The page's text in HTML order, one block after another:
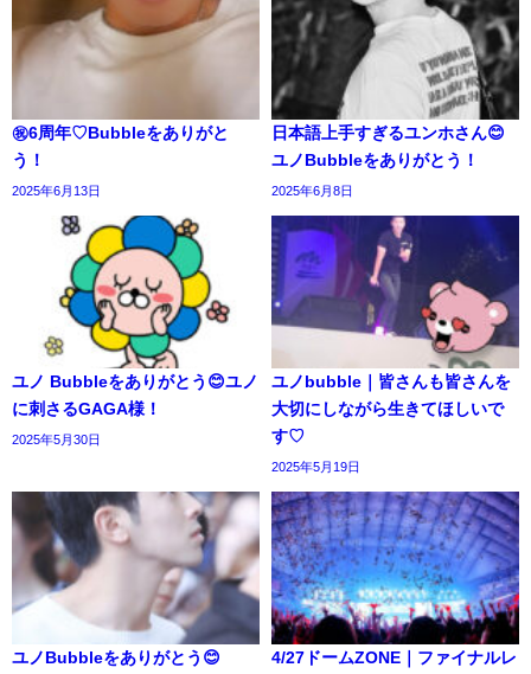
㊗️6周年♡Bubbleをありがと
う！
2025年6月13日
日本語上手すぎるユンホさん😊
ユノBubbleをありがとう！
2025年6月8日
ユノ Bubbleをありがとう😊ユノ
に刺さるGAGA様！
2025年5月30日
ユノbubble｜皆さんも皆さんを
大切にしながら生きてほしいで
す♡
2025年5月19日
ユノBubbleをありがとう😊
4/27ドームZONE｜ファイナルレ